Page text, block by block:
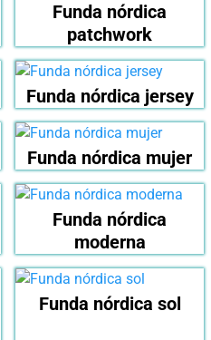
Funda nórdica
patchwork
Funda nórdica jersey
Funda nórdica mujer
Funda nórdica
moderna
Funda nórdica sol